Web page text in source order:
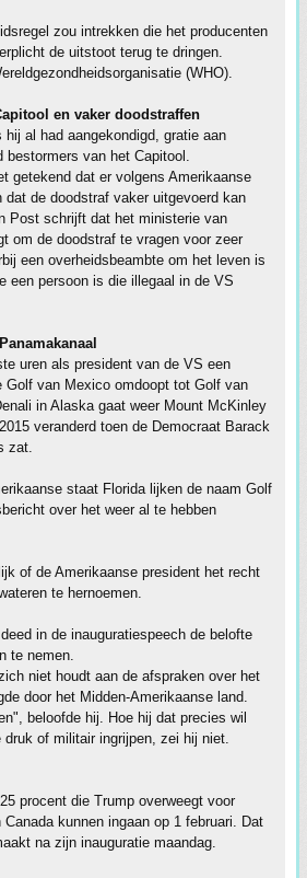
zou intrekken die het producenten
de uitstoot terug te dringen.
(WHO).
en vaker doodstraffen
al had aangekondigd, gratie aan
bestormers van het Capitool.
getekend dat er volgens Amerikaanse
dat de doodstraf vaker uitgevoerd kan
Post schrijft dat het ministerie van
om de doodstraf te vragen voor zeer
een overheidsbeambte om het leven is
een persoon is die illegaal in de VS
uren als president van de VS een
Golf van Mexico omdoopt tot Golf van
in Alaska gaat weer Mount McKinley
veranderd toen de Democraat Barack
zat.
staat Florida lijken de naam Golf
over het weer al te hebben
of de Amerikaanse president het recht
te hernoemen.
in de inauguratiespeech de belofte
te nemen.
niet houdt aan de afspraken over het
door het Midden-Amerikaanse land.
beloofde hij. Hoe hij dat precies wil
of militair ingrijpen, zei hij niet.
procent die Trump overweegt voor
kunnen ingaan op 1 februari. Dat
na zijn inauguratie maandag.